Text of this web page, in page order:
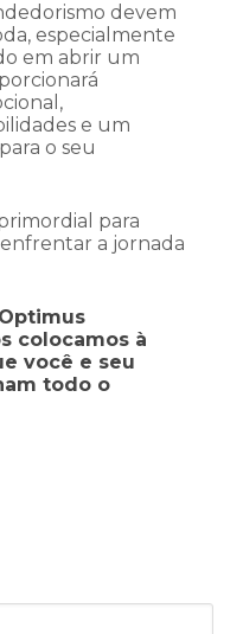
devem
especialmente
em abrir um
e um
o seu
para
a jornada
colocamos à
você e seu
todo o